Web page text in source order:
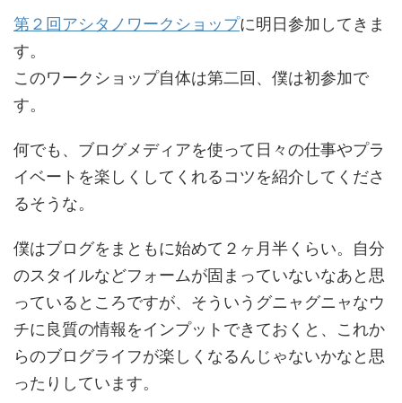
第２回アシタノワークショップに明日参加してきま
す。
このワークショップ自体は第二回、僕は初参加で
す。
何でも、ブログメディアを使って日々の仕事やプラ
イベートを楽しくしてくれるコツを紹介してくださ
るそうな。
僕はブログをまともに始めて２ヶ月半くらい。自分
のスタイルなどフォームが固まっていないなあと思
っているところですが、そういうグニャグニャなウ
チに良質の情報をインプットできておくと、これか
らのブログライフが楽しくなるんじゃないかなと思
ったりしています。